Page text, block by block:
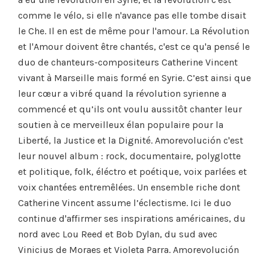
comme le vélo, si elle n'avance pas elle tombe disait
le Che. Il en est de même pour l'amour. La Révolution
et l'Amour doivent être chantés, c'est ce qu'a pensé le
duo de chanteurs-compositeurs Catherine Vincent
vivant à Marseille mais formé en Syrie. C’est ainsi que
leur cœur a vibré quand la révolution syrienne a
commencé et qu’ils ont voulu aussitôt chanter leur
soutien à ce merveilleux élan populaire pour la
Liberté, la Justice et la Dignité. Amorevolución c'est
leur nouvel album : rock, documentaire, polyglotte
et politique, folk, éléctro et poétique, voix parlées et
voix chantées entremêlées. Un ensemble riche dont
Catherine Vincent assume l’éclectisme. Ici le duo
continue d'affirmer ses inspirations américaines, du
nord avec Lou Reed et Bob Dylan, du sud avec
Vinicius de Moraes et Violeta Parra. Amorevolución